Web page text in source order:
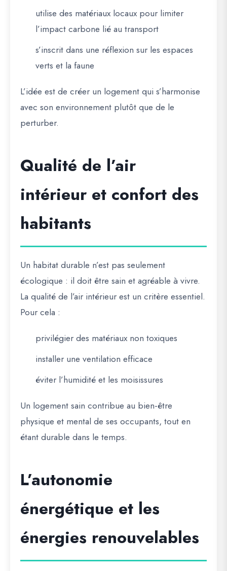
utilise des matériaux locaux pour limiter
l’impact carbone lié au transport
s’inscrit dans une réflexion sur les espaces
verts et la faune
L’idée est de créer un logement qui s’harmonise
avec son environnement plutôt que de le
perturber.
Qualité de l’air
intérieur et confort des
habitants
Un habitat durable n’est pas seulement
écologique : il doit être sain et agréable à vivre.
La qualité de l’air intérieur est un critère essentiel.
Pour cela :
privilégier des matériaux non toxiques
installer une ventilation efficace
éviter l’humidité et les moisissures
Un logement sain contribue au bien-être
physique et mental de ses occupants, tout en
étant durable dans le temps.
L’autonomie
énergétique et les
énergies renouvelables